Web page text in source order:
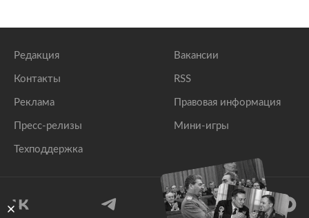
Редакция
Контакты
Реклама
Пресс-релизы
Техподдержка
Вакансии
RSS
Правовая информация
Мини-игры